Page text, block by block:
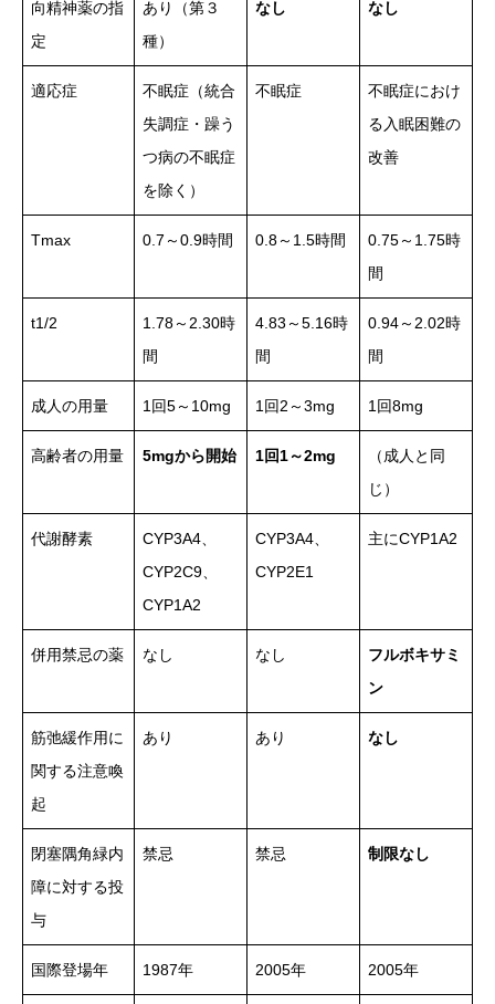
向精神薬の指
定
あり（第３
種）
なし なし
適応症
不眠症（統合
失調症・躁う
つ病の不眠症
を除く）
不眠症
不眠症におけ
る入眠困難の
改善
Tmax 0.7～0.9時間 0.8～1.5時間
0.75～1.75時
間
t1/2
1.78～2.30時
間
4.83～5.16時
間
0.94～2.02時
間
成人の用量 1回5～10mg 1回2～3mg 1回8mg
高齢者の用量 5mgから開始 1回1～2mg
（成人と同
じ）
代謝酵素
CYP3A4、
CYP2C9、
CYP1A2
CYP3A4、
CYP2E1
主にCYP1A2
併用禁忌の薬 なし なし
フルボキサミ
ン
筋弛緩作用に
関する注意喚
起
あり あり なし
閉塞隅角緑内
障に対する投
与
禁忌 禁忌 制限なし
国際登場年 1987年 2005年 2005年